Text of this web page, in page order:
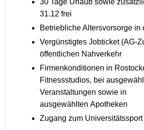
30 Tage Urlaub sowie
31.12 frei
Betriebliche Altersvorsorge in
Vergünstigtes Jobticket (AG-
öffentlichen Nahverkehr
Firmenkonditionen in
Fitnessstudios, bei
Veranstaltungen sowie in
ausgewählten Apotheken
Zugang zum Universitätssport